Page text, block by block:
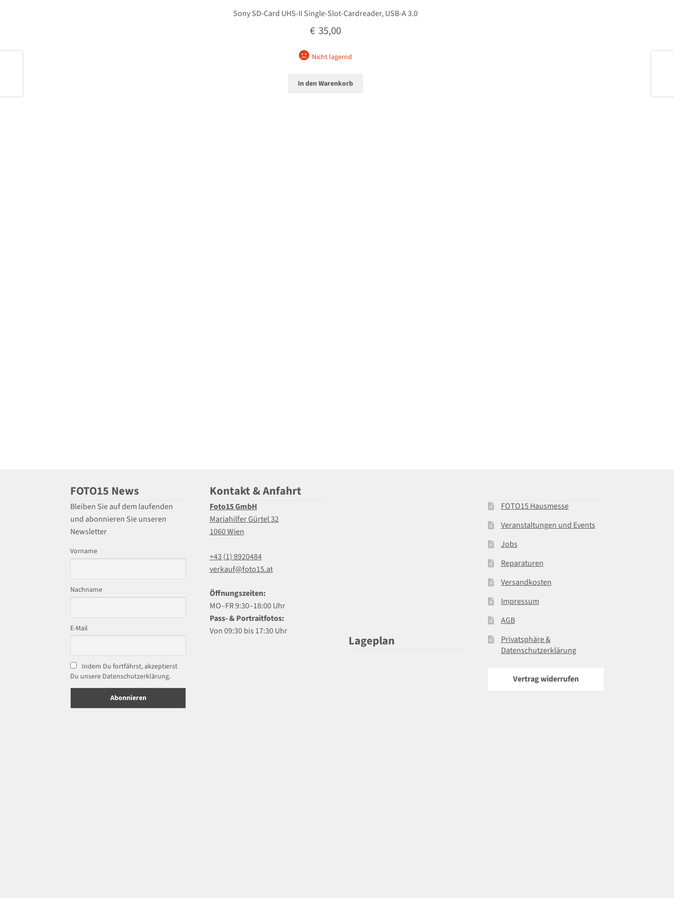
Sony SD-Card UHS-II Single-Slot-Cardreader, USB-A 3.0
€ 35,00
Nicht lagernd
In den Warenkorb
FOTO15 News
Bleiben Sie auf dem laufenden
und abonnieren Sie unseren
Newsletter
Vorname
Nachname
E-Mail
Indem Du fortfährst, akzeptierst
Du unsere Datenschutzerklärung.
Kontakt & Anfahrt
Foto15 GmbH
Mariahilfer Gürtel 32
1060 Wien
+43 (1) 8920484
verkauf@foto15.at
Öffnungszeiten:
MO–FR 9:30–18:00 Uhr
Pass- & Portraitfotos:
Von 09:30 bis 17:30 Uhr
Lageplan
FOTO15 Hausmesse
Veranstaltungen und Events
Jobs
Reparaturen
Versandkosten
Impressum
AGB
Privatsphäre &
Datenschutzerklärung
Vertrag widerrufen